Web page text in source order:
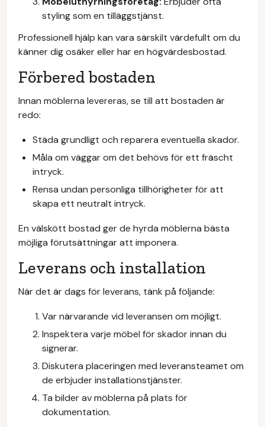
styling som en tilläggstjänst.
Professionell hjälp kan vara särskilt värdefullt om du
känner dig osäker eller har en högvärdesbostad.
Förbered bostaden
Innan möblerna levereras, se till att bostaden är
redo:
Städa grundligt och reparera eventuella skador.
Måla om väggar om det behövs för ett fräscht
intryck.
Rensa undan personliga tillhörigheter för att
skapa ett neutralt intryck.
En välskött bostad ger de hyrda möblerna bästa
möjliga förutsättningar att imponera.
Leverans och installation
När det är dags för leverans, tänk på följande:
Var närvarande vid leveransen om möjligt.
Inspektera varje möbel för skador innan du
signerar.
Diskutera placeringen med leveransteamet om
de erbjuder installationstjänster.
Ta bilder av möblerna på plats för
dokumentation.